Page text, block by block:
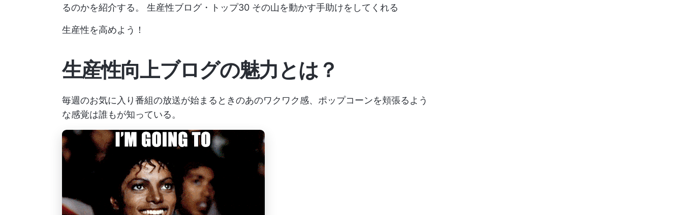
るのかを紹介する。 生産性ブログ・トップ30 その山を動かす手助けをしてくれる
生産性を高めよう！
生産性向上ブログの魅力とは？
毎週のお気に入り番組の放送が始まるときのあのワクワク感、ポップコーンを頬張るよう
な感覚は誰もが知っている。